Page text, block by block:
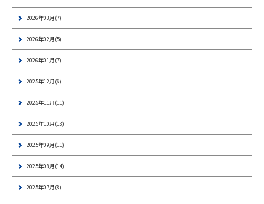
2026年03月(7)
2026年02月(5)
2026年01月(7)
2025年12月(6)
2025年11月(11)
2025年10月(13)
2025年09月(11)
2025年08月(14)
2025年07月(8)